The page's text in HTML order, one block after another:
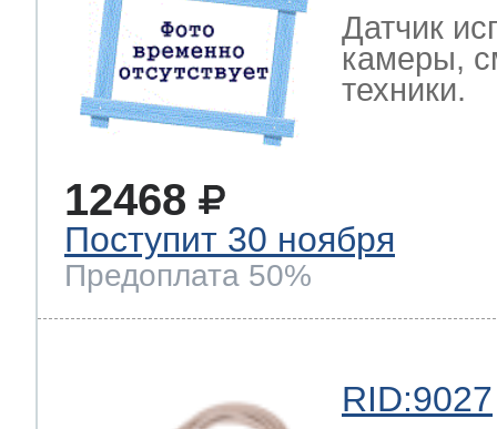
Датчик
камеры,
техники.
12468
Поступит 30 ноября
Предоплата 50%
RID:9027